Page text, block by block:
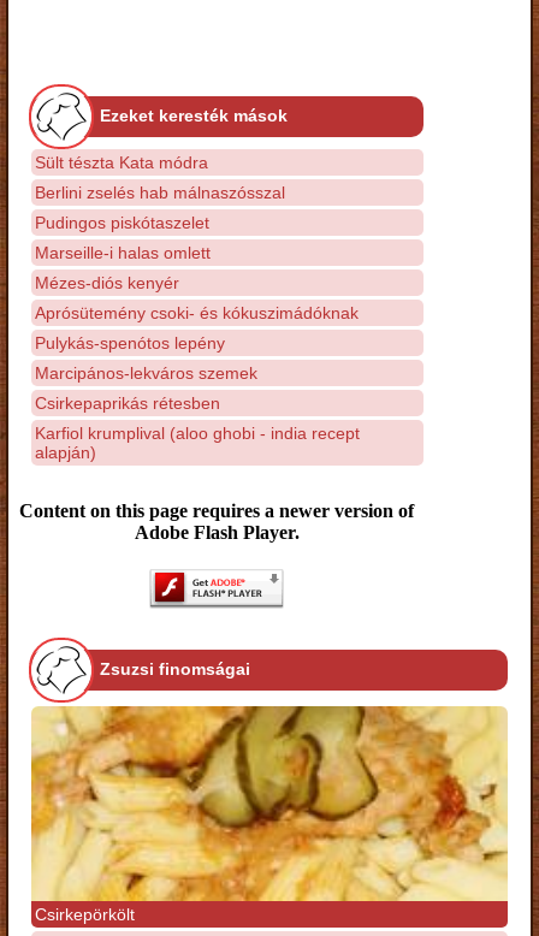
Ezeket keresték mások
Sült tészta Kata módra
Berlini zselés hab málnaszósszal
Pudingos piskótaszelet
Marseille-i halas omlett
Mézes-diós kenyér
Aprósütemény csoki- és kókuszimádóknak
Pulykás-spenótos lepény
Marcipános-lekváros szemek
Csirkepaprikás rétesben
Karfiol krumplival (aloo ghobi - india recept
alapján)
Content on this page requires a newer version of
Adobe Flash Player.
Zsuzsi finomságai
Csirkepörkölt